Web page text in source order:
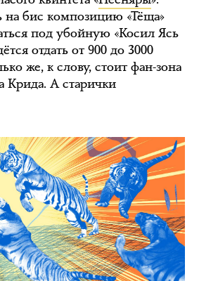
бис композицию «Тёща»
под убойную «Косил Ясь
отдать от 900 до 3000
же, к слову, стоит фан-зона
Крида. А старички